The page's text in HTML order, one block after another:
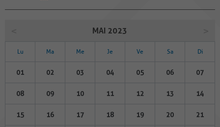
MAI 2023
Lu Ma Me Je Ve Sa Di
01 02 03 04 05 06 07
08 09 10 11 12 13 14
15 16 17 18 19 20 21